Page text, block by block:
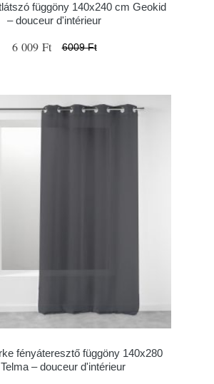
függöny 140x240 cm Geokid
– douceur d'intérieur
6 009 Ft 6009 Ft
fényáteresztő függöny 140x280
– douceur d'intérieur